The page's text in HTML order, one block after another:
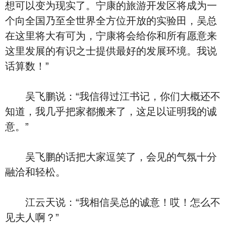
想可以变为现实了。宁康的旅游开发区将成为一
个向全国乃至全世界全方位开放的实验田，吴总
在这里将大有可为，宁康将会给你和所有愿意来
这里发展的有识之士提供最好的发展环境。我说
话算数！”
吴飞鹏说：“我信得过江书记，你们大概还不
知道，我几乎把家都搬来了，这足以证明我的诚
意。”
吴飞鹏的话把大家逗笑了，会见的气氛十分
融洽和轻松。
江云天说：“我相信吴总的诚意！哎！怎么不
见夫人啊？”